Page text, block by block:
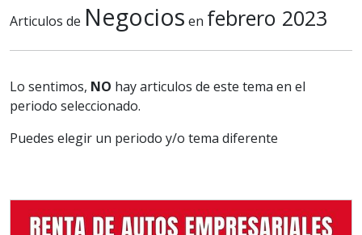
Articulos de Negocios en febrero 2023
Lo sentimos, NO hay articulos de este tema en el
periodo seleccionado.
Puedes elegir un periodo y/o tema diferente